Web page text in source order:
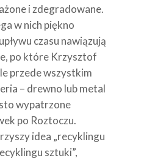
i zdegradowane.
w nich piękno
czasu nawiązują
po które Krzysztof
przede wszystkim
– drewno lub metal
wypatrzone
po Roztoczu.
idea „recyklingu
sztuki”,